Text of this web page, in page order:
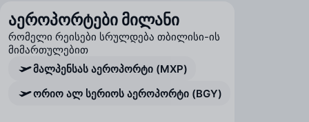
აეროპორტები მილანი
რომელი რეისები სრულდება თბილისი-ის
მიმართულებით
მალპენსას აეროპორტი (MXP)
ორიო ალ სერიოს აეროპორტი (BGY)